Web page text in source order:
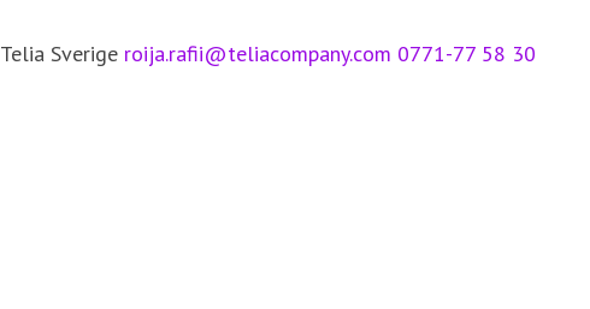
Telia Sverige roija.rafii@teliacompany.com 0771-77 58 30